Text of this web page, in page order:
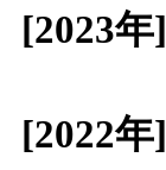
[2023年]
[2022年]